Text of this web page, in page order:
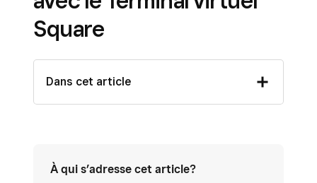
Square
Dans cet article
À qui s’adresse cet article?